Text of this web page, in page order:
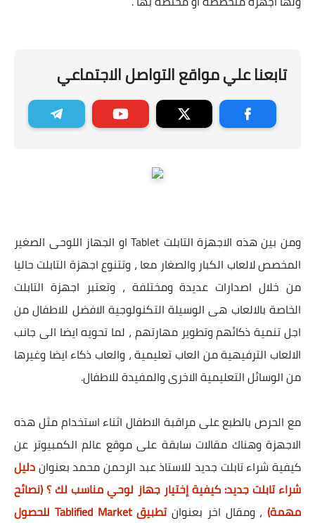
تابعنا علي مواقع التواصل الاجتماعي
ومن بين هذه الاجهزة التابلت Tablet او الجهاز اللوحى الصغير
المخصص لالعاب الكبار والصغار معا ، وتتنوع اجهزة التابلت حاليا
من خلال اصدارات عديدة ومختلفة ، وتعتبر اجهزة التابلت
الخاصة بالالعاب هى الوسيلة التكنولوجية الافضل للاطفال من
اجل تنمية ذكائهم وتطوير مهارتهم ، لما تحويه ايضا الى جانب
الالعاب الترفيهية من العاب تعليمية ، والعاب ذكاء ايضا وغيرها
من الوسائل التعليمية الاخرى والمفيدة للاطفال.
مع الحرص بالطبع على مراقبة الاطفال اثناء استخدام مثل هذه
الاجهزة وهناك مقالات سابقة على موقع عالم الكمبيوتر عن
كيفية شراء تابلت جديد للاستاذ عبد الرحمن محمد بعنواندليل
شراء تابلت جديد: كيفية إختيار جهاز لوحي مناسب لك ؟ (نصائح
مهمة) ، ومقال اخر بعنوان
تطبيق Tablified Market للحصول